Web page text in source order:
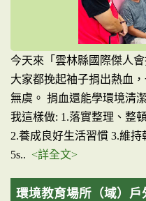
今天來「雲林縣國際傑人
大家都挽起袖子捐出熱血
無虞。 捐血還能學環境清
我這樣做: 1.落實整理、整
2.養成良好生活習慣 3.維
5s.. <詳全文>
環境教育場所（域）戶